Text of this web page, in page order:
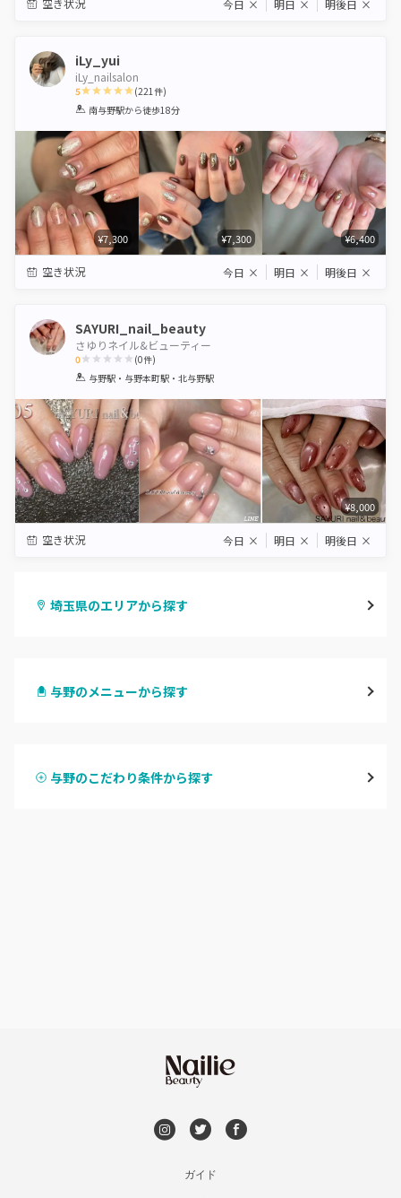
空き状況 今日 × 明日 × 明後日 ×
iLy_yui
iLy_nailsalon
5
1 2 3 4 5
(221件)
南与野駅から徒歩18分
¥7,300 ¥7,300 ¥6,400
空き状況 今日 × 明日 × 明後日 ×
SAYURI_nail_beauty
さゆりネイル&ビューティー
0
1 2 3 4
5
(0件)
与野駅・与野本町駅・北与野駅
¥8,000
空き状況 今日 × 明日 × 明後日 ×
埼玉県のエリアから探す
ふじみ野・鶴瀬・上福岡
与野のメニューから探す
与野のこだわり条件から探す
ガイド